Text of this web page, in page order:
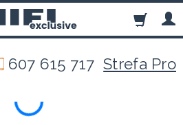
607 615 717Strefa Pro